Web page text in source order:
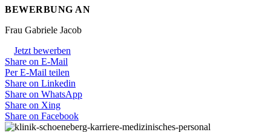
BEWERBUNG AN
Frau Gabriele Jacob
Jetzt bewerben
Share on E-Mail
Per E-Mail teilen
Share on Linkedin
Share on WhatsApp
Share on Xing
Share on Facebook